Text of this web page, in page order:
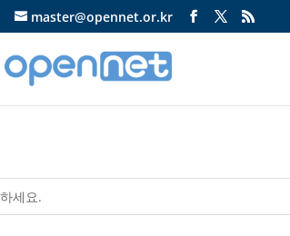
master@opennet.or.kr